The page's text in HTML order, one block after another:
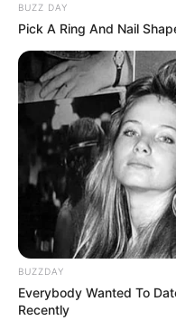
TEMAS
RECIBO DEL AGUA
CUNDINAMARCA
CORTES DE LUZ
REGIOTRAM DE
LOCALIDAD DE
BUZZ DAY
Pick A Ring And Nail
BUZZDAY
Everybody Wanted To
Recently